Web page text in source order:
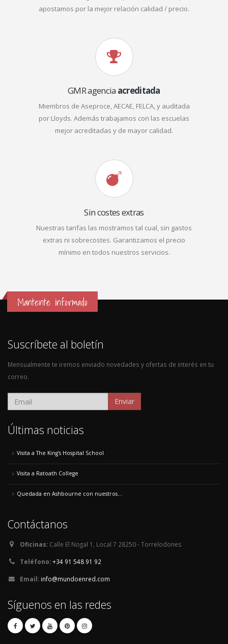
apostamos por la mejor relación calidad / precio.
GMR agencia acreditada
Miembros de Aseproce, AECAE, FELCA, y auditada
por Lloyds. Además trabajamos con las escuelas
mejor acreditadas y de mayor calidad.
Sin costes extras
Nuestras tarifas las mostramos tal cual, sin gastos
extras ni sobrecostes. Garantizamos el precio
mínimo en todos nuestros servicios.
Mantente informado
Suscríbete al boletín
Mensualmente te iremos enviado novedades y ofertas de interés en tu
correo.
Enviar
Últimas noticias
Visita a The King's Hospital School
Visita a Ratoath College
Quedada en Ashbourne con nuestros...
Contáctanos
Oficinas: Calle El Nogal 1, Local 7 28250 - Torrelodones
Teléfono:+34 91 548 91 92
Email: info@mundoenred.com
Síguenos en las redes